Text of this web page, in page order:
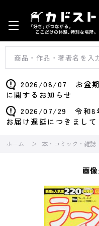
2026/08/07 お盆期
に関するお知らせ
2026/07/29 令和8
お届け遅延につきまして
ホーム 本・コミック・雑誌
画